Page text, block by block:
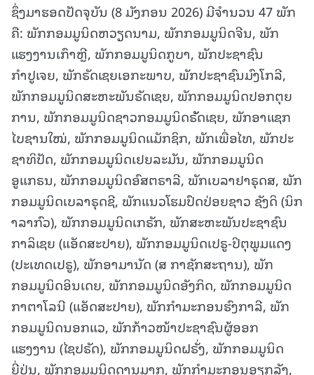
ຊຶ່ງມາຮອດປັດຈຸບັນ (8 ມັງກອນ 2026) ມີຈໍານວນ 47 ພັກ
ຄື: ພັກກອມມູນິດຫວຽດນາມ, ພັກກອມມູນິດຈີນ, ພັກ
ແຮງງານເກົາຫຼີ, ພັກກອມມູນິດກູບາ, ພັກປະຊາຊົນ
ກຳປູເຈຍ, ພັກຣັດເຊຍເອກະພາບ, ພັກປະຊາຊົນມົງໂກລີ,
ພັກກອມມູນິດສະຫະພັນຣັດເຊຍ, ພັກກອມມູນິດປອກຕຸຍ
ການ, ພັກກອມມູນິດຊາວກອມມູນິດຣັັດເຊຍ, ພັກອາແຊກ
ໄບຊານໃໝ່, ພັກກອມມູນິດແມັກຊິກ, ພັກເພື່ອໄທ, ພັກປະ
ຊາທິປັດ, ພັກກອມມູນິດເຢຍລະມັນ, ພັກກອມມູນິດ
ອູແກຣນ, ພັກກອມມູນິດອົສຕຣາລີ, ພັກເບລາຢາຣຸດສ, ພັກ
ກອມມູນິດເບລາຣຸດຊີ, ພັກແນວໂຮມປົດປ່ອຍຊາວ ຊັງດິ (ນິກ
າລາກົວ), ພັກກອມມູນິດເກຣັກ, ພັກສະຫະພັນປະຊາຊົນ
ກາລິເຊຍ (ແອັດສະປາຍ), ພັກກອມມູນິດເປຣູ-ປິຕຸພູມແດງ
(ປະເທດເປຣູ), ພັກອາມານັດ (ສ ກາຊັກສະຖານ), ພັກ
ກອມມູນິດອິນເດຍ, ພັກກອມມູນິດອັງກິດ, ພັກກອມມູນິດ
ກາຕາໂລນີ (ແອັດສະປາຍ), ພັກກຳມະກອນຮົງກາລີ, ພັກ
ກອມມູນິດນອກແວ, ພັກກ້າວໜ້າປະຊາຊົນຜູ້ອອກ
ແຮງງານ (ໄຊປຣັດ), ພັກກອມມູນິດຝຣັ່ງ, ພັກກອມມູນິດ
ຍີ່ປຸ່ນ, ພັກກອມມູນິດດານມາກ, ພັກກຳມະກອນອຽກລັງ,